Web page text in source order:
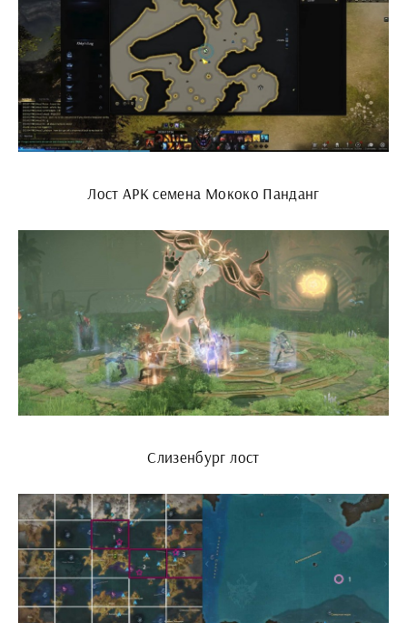
Лост АРК семена Мококо Панданг
Слизенбург лост